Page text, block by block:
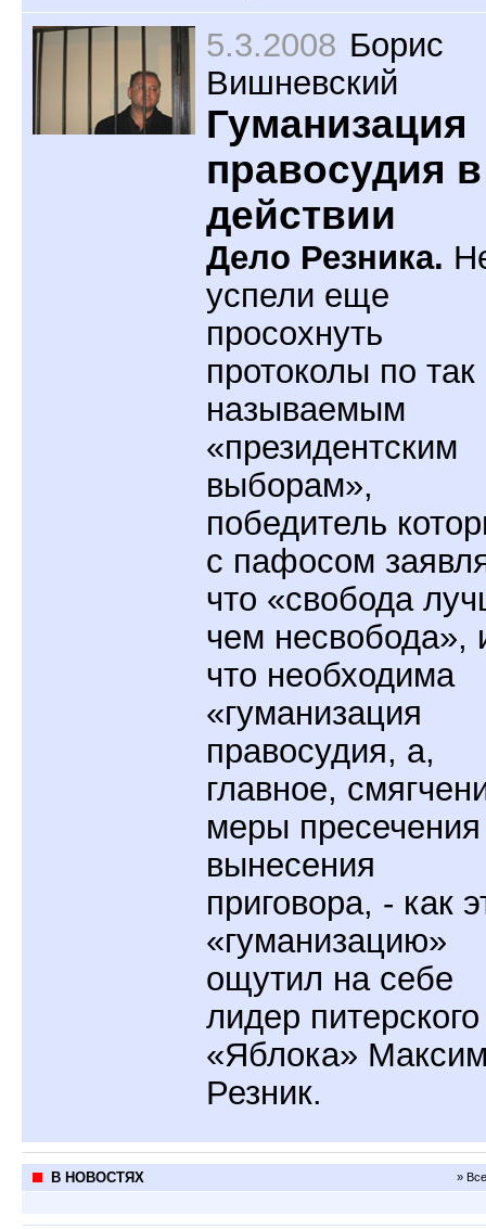
5.3.2008 Борис
Вишневский
Гуманизация
правосудия в
действии
Дело Резника.
успели еще
просохнуть
протоколы по так
называемым
«президентским
выборам»,
победитель
с пафосом
что «свобода
чем несвобода»,
что необходима
«гуманизация
правосудия, а,
главное,
меры
вынесения
приговора, - как
«гуманизацию»
ощутил на себе
лидер питерского
«Яблока»
Резник.
В НОВОСТЯХ »